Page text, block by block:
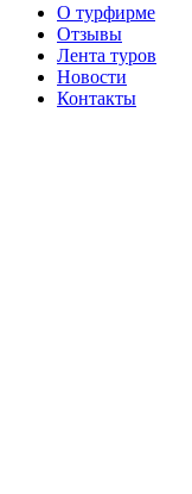
О турфирме
Отзывы
Лента туров
Новости
Контакты